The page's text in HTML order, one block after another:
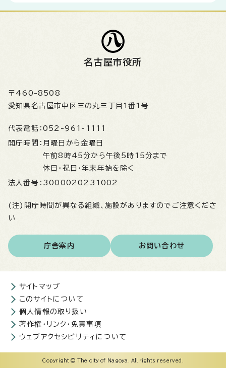
名古屋市役所
〒460-8508
愛知県名古屋市中区三の丸三丁目1番1号
代表電話： 052-961-1111
開庁時間： 月曜日から金曜日
午前8時45分から午後5時15分まで
休日・祝日・年末年始を除く
法人番号： 3000020231002
(注)開庁時間が異なる組織、施設がありますのでご注意くださ
い
庁舎案内 お問い合わせ
サイトマップ
このサイトについて
個人情報の取り扱い
著作権・リンク・免責事項
ウェブアクセシビリティについて
Copyright © The city of Nagoya. All rights reserved.